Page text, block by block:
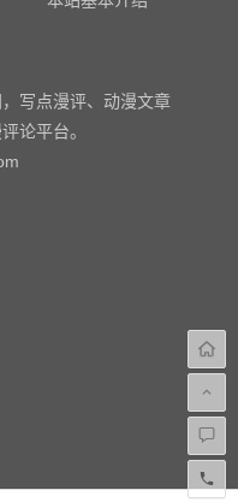
写点漫评、动漫文章
论平台。